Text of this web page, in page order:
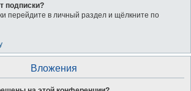
подписки?
перейдите в личный раздел и щёлкните по
Вложения